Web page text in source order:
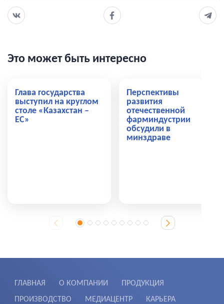
Это может быть интересно
Глава государства
выступил на круглом
столе «Казахстан –
ЕС»
Перспективы
развития
отечественной
фарминдустрии
обсудили в
минздраве
ГЛАВНАЯ О КОМПАНИИ
ПРОДУКЦИЯ
ПРОИЗВОДСТВО
МЕДИАЦЕНТР
КАРЬЕРА